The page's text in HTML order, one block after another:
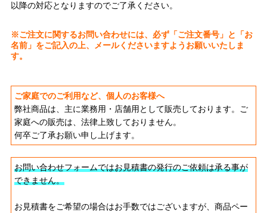
以降の対応となりますのでご了承ください。
※ご注文に関するお問い合わせには、必ず「ご注文番号」と「お
名前」をご記入の上、メールくださいますようお願いいたしま
す。
ご家庭でのご利用など、個人のお客様へ
弊社商品は、主に業務用・店舗用として販売しております。ご
家庭への販売は、法律上致しておりません。
何卒ご了承お願い申し上げます。
お問い合わせフォームではお見積書の発行のご依頼は承る事が
できません。
お見積書をご希望の場合はお手数ではございますが、商品ペー